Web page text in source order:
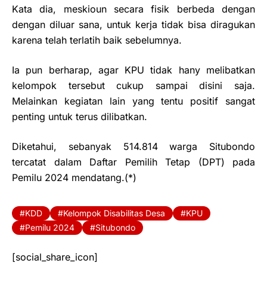
Kata dia, meskioun secara fisik berbeda dengan
dengan diluar sana, untuk kerja tidak bisa diragukan
karena telah terlatih baik sebelumnya.
Ia pun berharap, agar KPU tidak hany melibatkan
kelompok tersebut cukup sampai disini saja.
Melainkan kegiatan lain yang tentu positif sangat
penting untuk terus dilibatkan.
Diketahui, sebanyak 514.814 warga Situbondo
tercatat dalam Daftar Pemilih Tetap (DPT) pada
Pemilu 2024 mendatang.(*)
KDD Kelompok Disabilitas Desa
KPU
Pemilu 2024
Situbondo
[social_share_icon]